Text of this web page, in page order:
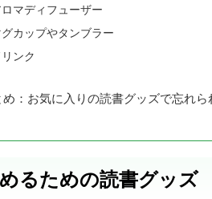
ロマディフューザー
グカップやタンブラー
リンク
め：お気に入りの読書グッズで忘れら
るための読書グッズ